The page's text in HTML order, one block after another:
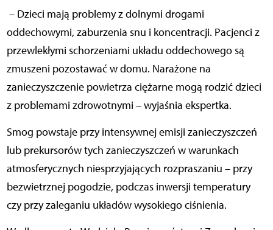
– Dzieci mają problemy z dolnymi drogami
oddechowymi, zaburzenia snu i koncentracji. Pacjenci z
przewlekłymi schorzeniami układu oddechowego są
zmuszeni pozostawać w domu. Narażone na
zanieczyszczenie powietrza ciężarne mogą rodzić dzieci
z problemami zdrowotnymi – wyjaśnia ekspertka.
Smog powstaje przy intensywnej emisji zanieczyszczeń
lub prekursorów tych zanieczyszczeń w warunkach
atmosferycznych niesprzyjających rozpraszaniu – przy
bezwietrznej pogodzie, podczas inwersji temperatury
czy przy zaleganiu układów wysokiego ciśnienia.